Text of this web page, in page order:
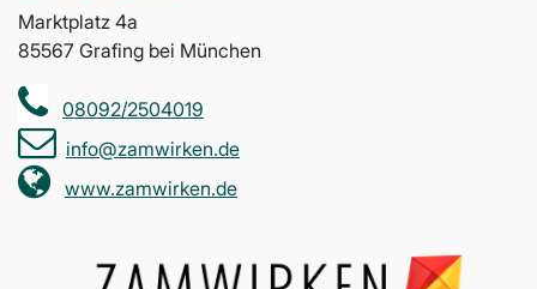
Marktplatz 4a
85567 Grafing bei München
08092/2504019
info@zamwirken.de
www.zamwirken.de